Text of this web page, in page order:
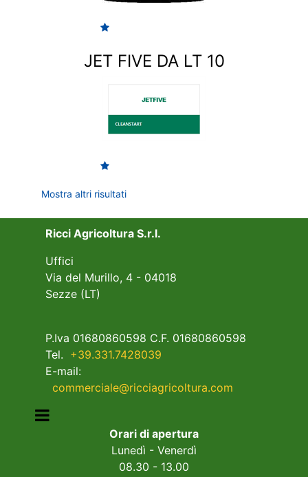
JET FIVE DA LT 10
Mostra altri risultati
Ricci Agricoltura S.r.l.
Uffici
Via del Murillo, 4 - 04018
Sezze (LT)
P.Iva 01680860598 C.F. 01680860598
Tel. +39.331.7428039
E-mail:
commerciale@ricciagricoltura.com
Open menu
Orari di apertura
Lunedì - Venerdì
08.30 - 13.00